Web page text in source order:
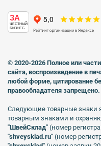
ЗА
ЧЕСТНЫЙ
БИЗНЕС
© 2020-2026 Полное или
сайта, воспроизведение в
любой форме, цитирование
правообладателя запрещено.
Следующие товарные знаки
товарным знаками и
"ШвейСклад" (номер
"shveуsklad.ru" (номер